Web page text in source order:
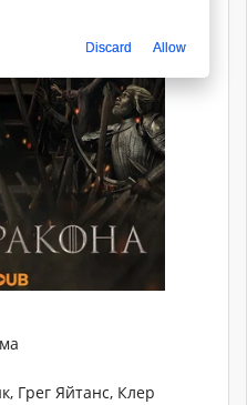
Грег Яйтанс, Клер
Discard Allow